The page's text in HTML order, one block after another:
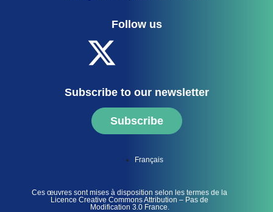
Follow us
Subscribe to our newsletter
Subscribe
Français
Ces œuvres sont mises à disposition selon les termes de la
Licence Creative Commons Attribution – Pas de
Modification 3.0 France.